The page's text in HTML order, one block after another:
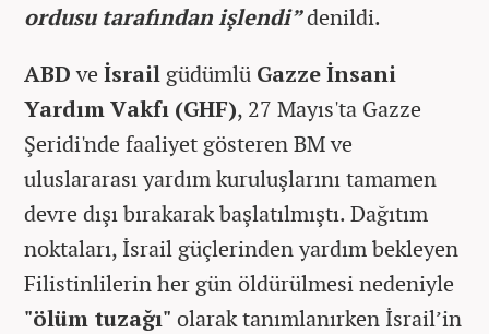
ordusu tarafından işlendi”denildi.
ABDve İsrail güdümlü Gazze İnsani
Yardım Vakfı (GHF), 27 Mayıs'ta Gazze
Şeridi'nde faaliyet gösteren BM ve
uluslararası yardım kuruluşlarını tamamen
devre dışı bırakarak başlatılmıştı. Dağıtım
noktaları, İsrail güçlerinden yardım bekleyen
Filistinlilerin her gün öldürülmesi nedeniyle
"ölüm tuzağı" olarak tanımlanırken İsrail’in